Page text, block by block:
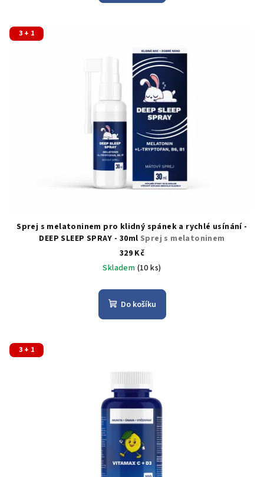
3 + 1
Sprej s melatoninem pro klidný spánek a rychlé usínání -
DEEP SLEEP SPRAY - 30ml Sprej s melatoninem
329 Kč
Skladem (10 ks)
Do košíku
3 + 1